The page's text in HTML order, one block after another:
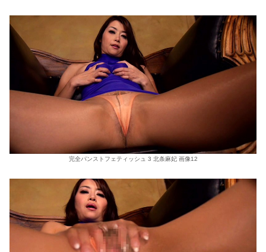
完全パンストフェティッシュ 3 北条麻妃 画像12